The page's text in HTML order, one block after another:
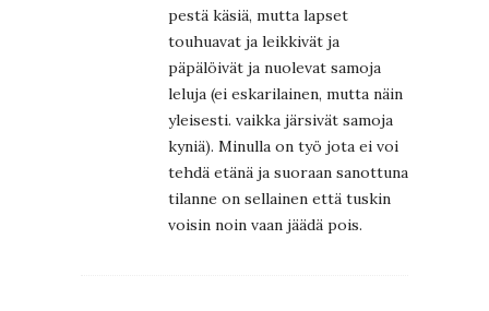
pestä käsiä, mutta lapset
touhuavat ja leikkivät ja
päpälöivät ja nuolevat samoja
leluja (ei eskarilainen, mutta näin
yleisesti. vaikka järsivät samoja
kyniä). Minulla on työ jota ei voi
tehdä etänä ja suoraan sanottuna
tilanne on sellainen että tuskin
voisin noin vaan jäädä pois.